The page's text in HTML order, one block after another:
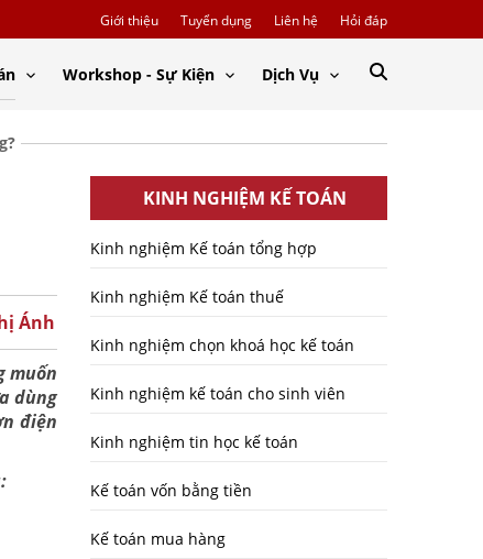
Giới thiệu Tuyển dụng Liên hệ Hỏi đáp
Workshop - Sự Kiện Dịch Vụ
Ánh
muốn
dùng
điện
KINH NGHIỆM KẾ TOÁN
Kinh nghiệm Kế toán tổng hợp
Kinh nghiệm Kế toán thuế
Kinh nghiệm chọn khoá học kế toán
Kinh nghiệm kế toán cho sinh viên
Kinh nghiệm tin học kế toán
Kế toán vốn bằng tiền
Kế toán mua hàng